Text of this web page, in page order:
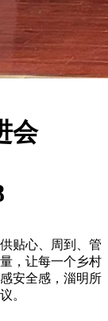
会
贴心、周到、管
，让每一个乡村
安全感，淄明所
。